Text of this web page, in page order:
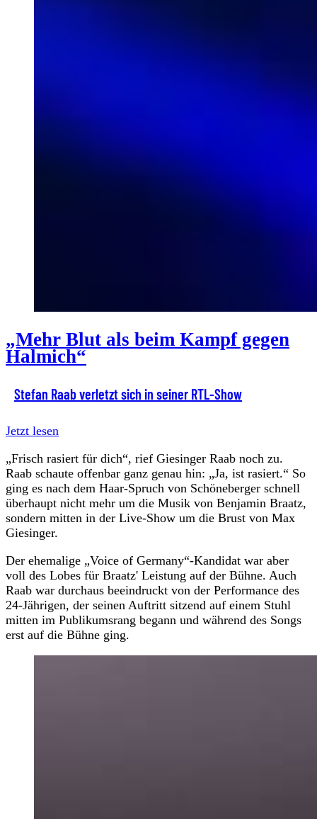
„Mehr Blut als beim Kampf gegen
Halmich“
Stefan Raab verletzt sich in seiner RTL-Show
Jetzt lesen
„Frisch rasiert für dich“, rief Giesinger Raab noch zu.
Raab schaute offenbar ganz genau hin: „Ja, ist rasiert.“ So
ging es nach dem Haar-Spruch von Schöneberger schnell
überhaupt nicht mehr um die Musik von Benjamin Braatz,
sondern mitten in der Live-Show um die Brust von Max
Giesinger.
Der ehemalige „Voice of Germany“-Kandidat war aber
voll des Lobes für Braatz' Leistung auf der Bühne. Auch
Raab war durchaus beeindruckt von der Performance des
24-Jährigen, der seinen Auftritt sitzend auf einem Stuhl
mitten im Publikumsrang begann und während des Songs
erst auf die Bühne ging.